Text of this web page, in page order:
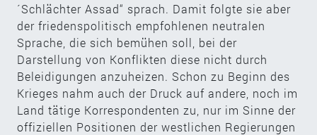
´Schlächter Assad“ sprach. Damit folgte sie aber
der friedenspolitisch empfohlenen neutralen
Sprache, die sich bemühen soll, bei der
Darstellung von Konflikten diese nicht durch
Beleidigungen anzuheizen. Schon zu Beginn des
Krieges nahm auch der Druck auf andere, noch im
Land tätige Korrespondenten zu, nur im Sinne der
offiziellen Positionen der westlichen Regierungen